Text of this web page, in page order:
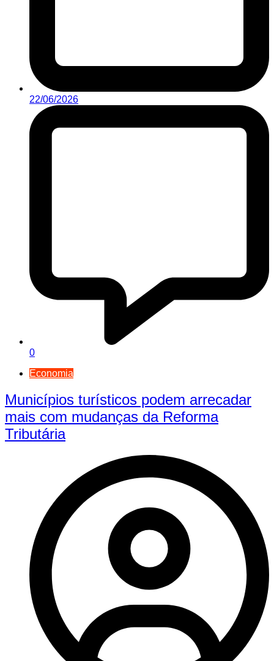
22/06/2026
0
Economia
Municípios turísticos podem arrecadar
mais com mudanças da Reforma
Tributária